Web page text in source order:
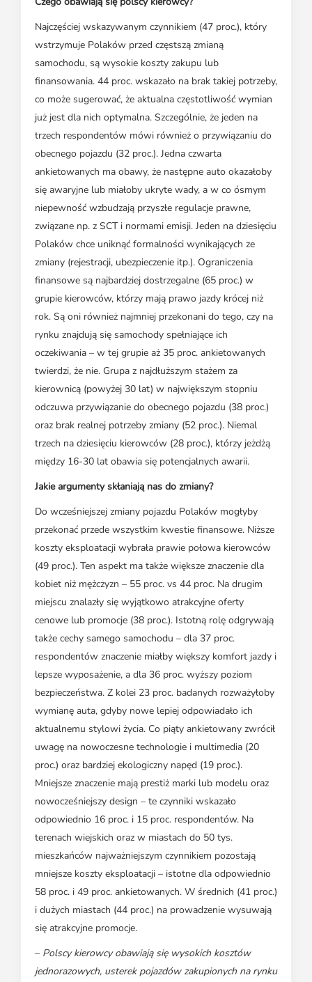
Najczęściej wskazywanym czynnikiem (47 proc.), który
wstrzymuje Polaków przed częstszą zmianą
samochodu, są wysokie koszty zakupu lub
finansowania. 44 proc. wskazało na brak takiej potrzeby,
co może sugerować, że aktualna częstotliwość wymian
już jest dla nich optymalna. Szczególnie, że jeden na
trzech respondentów mówi również o przywiązaniu do
obecnego pojazdu (32 proc.). Jedna czwarta
ankietowanych ma obawy, że następne auto okazałoby
się awaryjne lub miałoby ukryte wady, a w co ósmym
niepewność wzbudzają przyszłe regulacje prawne,
związane np. z SCT i normami emisji. Jeden na dziesięciu
Polaków chce uniknąć formalności wynikających ze
zmiany (rejestracji, ubezpieczenie itp.). Ograniczenia
finansowe są najbardziej dostrzegalne (65 proc.) w
grupie kierowców, którzy mają prawo jazdy krócej niż
rok. Są oni również najmniej przekonani do tego, czy na
rynku znajdują się samochody spełniające ich
oczekiwania – w tej grupie aż 35 proc. ankietowanych
twierdzi, że nie. Grupa z najdłuższym stażem za
kierownicą (powyżej 30 lat) w największym stopniu
odczuwa przywiązanie do obecnego pojazdu (38 proc.)
oraz brak realnej potrzeby zmiany (52 proc.). Niemal
trzech na dziesięciu kierowców (28 proc.), którzy jeżdżą
między 16-30 lat obawia się potencjalnych awarii.
Jakie argumenty skłaniają nas do zmiany?
Do wcześniejszej zmiany pojazdu Polaków mogłyby
przekonać przede wszystkim kwestie finansowe. Niższe
koszty eksploatacji wybrała prawie połowa kierowców
(49 proc.). Ten aspekt ma także większe znaczenie dla
kobiet niż mężczyzn – 55 proc. vs 44 proc. Na drugim
miejscu znalazły się wyjątkowo atrakcyjne oferty
cenowe lub promocje (38 proc.). Istotną rolę odgrywają
także cechy samego samochodu – dla 37 proc.
respondentów znaczenie miałby większy komfort jazdy i
lepsze wyposażenie, a dla 36 proc. wyższy poziom
bezpieczeństwa. Z kolei 23 proc. badanych rozważyłoby
wymianę auta, gdyby nowe lepiej odpowiadało ich
aktualnemu stylowi życia. Co piąty ankietowany zwrócił
uwagę na nowoczesne technologie i multimedia (20
proc.) oraz bardziej ekologiczny napęd (19 proc.).
Mniejsze znaczenie mają prestiż marki lub modelu oraz
nowocześniejszy design – te czynniki wskazało
odpowiednio 16 proc. i 15 proc. respondentów. Na
terenach wiejskich oraz w miastach do 50 tys.
mieszkańców najważniejszym czynnikiem pozostają
mniejsze koszty eksploatacji – istotne dla odpowiednio
58 proc. i 49 proc. ankietowanych. W średnich (41 proc.)
i dużych miastach (44 proc.) na prowadzenie wysuwają
się atrakcyjne promocje.
– Polscy kierowcy obawiają się wysokich kosztów
jednorazowych, usterek pojazdów zakupionych na rynku